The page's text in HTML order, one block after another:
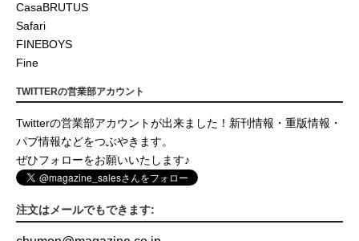
CasaBRUTUS
Safari
FINEBOYS
Fine
TWITTERの営業部アカウント
Twitterの営業部アカウントが出来ました！新刊情報・重版情報・
パブ情報などをつぶやきます。
ぜひフォローをお願いいたします♪
注文はメールでもできます: